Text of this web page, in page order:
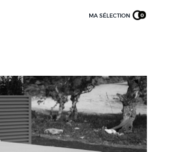
MA SÉLECTION 0